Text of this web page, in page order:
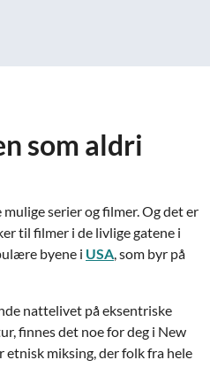
som aldri
serier og filmer. Og det er
til filmer i de livlige gatene i
byene i USA, som byr på
nattelivet på eksentriske
finnes det noe for deg i New
etnisk miksing, der folk fra hele